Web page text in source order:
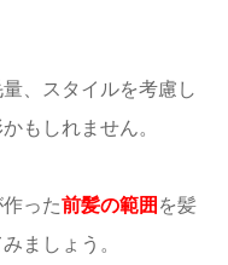
、スタイルを考慮し
もしれません。
った前髪の範囲 を髪
ましょう。